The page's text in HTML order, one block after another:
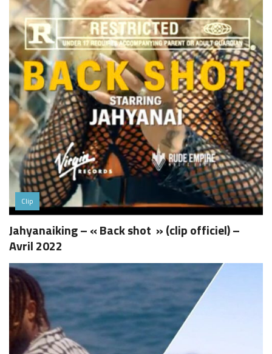
Clip
Jahyanaiking – « Back shot » (clip officiel) –
Avril 2022